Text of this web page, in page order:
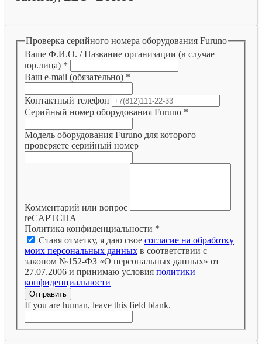
Проверка серийного номера оборудования Furuno
Ваше Ф.И.О. / Название организации (в случае
юр.лица) *
Ваш e-mail (обязательно) *
Контактный телефон
Серийный номер оборудования Furuno *
Модель оборудования Furuno для которого
проверяете серийный номер
Комментарий или вопрос
reCAPTCHA
Политика конфиденциальности *
Ставя отметку, я даю свое согласие на обработку
моих персональных данных в соответствии с
законом №152-ФЗ «О персональных данных» от
27.07.2006 и принимаю условия политики
конфиденциальности
Отправить
If you are human, leave this field blank.